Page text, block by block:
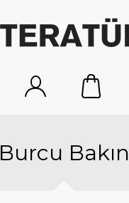
Burcu Bakın